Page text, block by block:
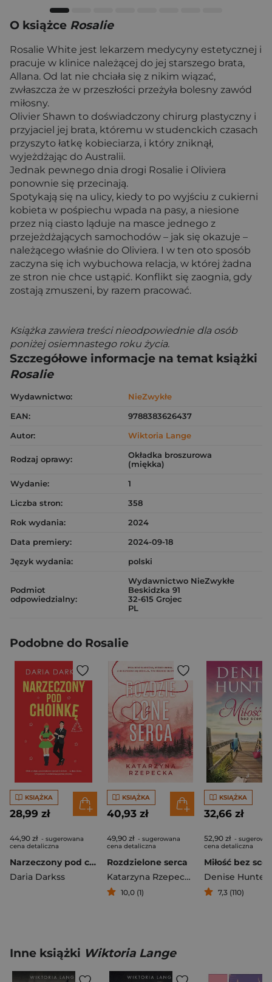
O książce Rosalie
Rosalie White jest lekarzem medycyny estetycznej i
pracuje w klinice należącej do jej starszego brata,
Allana. Od lat nie chciała się z nikim wiązać,
zwłaszcza że w przeszłości przeżyła bolesny zawód
miłosny.
Olivier Shawn to doświadczony chirurg plastyczny i
przyjaciel jej brata, któremu w studenckich czasach
przyszyto łatkę kobieciarza, i który zniknął,
wyjeżdżając do Australii.
Jednak pewnego dnia drogi Rosalie i Oliviera
ponownie się przecinają.
Spotykają się na ulicy, kiedy to po wyjściu z cukierni
kobieta w pośpiechu wpada na pasy, a niesione
przez nią ciasto ląduje na masce jednego z
przejeżdżających samochodów – jak się okazuje –
należącego właśnie do Oliviera. I w ten oto sposób
zaczyna się ich wybuchowa relacja, w której żadna
ze stron nie chce ustąpić. Konflikt się zaognia, gdy
zostają zmuszeni, by razem pracować.
Książka zawiera treści nieodpowiednie dla osób
poniżej osiemnastego roku życia.
Szczegółowe informacje na temat książki
Rosalie
Wydawnictwo:
NieZwykłe
EAN:
9788383626437
Autor:
Wiktoria Lange
Rodzaj oprawy:
Okładka broszurowa
(miękka)
Wydanie:
1
Liczba stron:
358
Rok wydania:
2024
Data premiery:
2024-09-18
Język wydania:
polski
Podmiot
odpowiedzialny:
Wydawnictwo NieZwykłe
Beskidzka 91
32-615 Grojec
PL
Podobne do Rosalie
KSIĄŻKA
28,99 zł
44,90 zł - sugerowana
cena detaliczna
Narzeczony pod choinkę
Daria Darkss
KSIĄŻKA
40,93 zł
49,90 zł - sugerowana
cena detaliczna
Rozdzielone serca
Katarzyna Rzepecka
10,0 (1)
KSIĄŻKA
32,66 zł
52,90 zł -
cena detaliczna
Denise Hunter
7,3 (110)
Inne książki Wiktoria Lange